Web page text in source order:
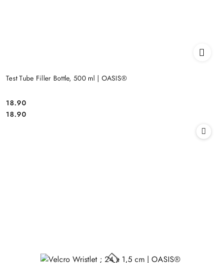
Test Tube Filler Bottle, 500 ml | OASIS®
Cena:
18.90
Cena:
18.90